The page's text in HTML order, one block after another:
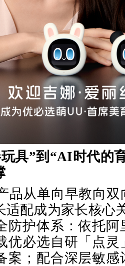
玩具”到“AI时代
品从单向早教向
适配成为家长核心
防护体系：依托
优必选自研「点
案；配合深层敏